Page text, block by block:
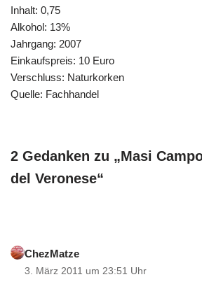
Inhalt: 0,75
Alkohol: 13%
Jahrgang: 2007
Einkaufspreis: 10 Euro
Verschluss: Naturkorken
Quelle: Fachhandel
2 Gedanken zu „Masi
del Veronese“
ChezMatze
3. März 2011 um 23:51 Uhr